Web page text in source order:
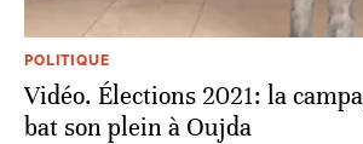
POLITIQUE
Vidéo. Élections 2021: la
bat son plein à Oujda